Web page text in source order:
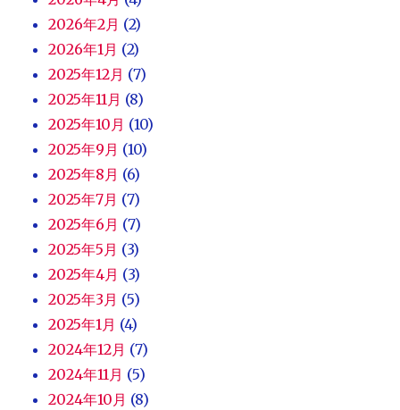
2026年2月 (2)
2026年1月 (2)
2025年12月 (7)
2025年11月 (8)
2025年10月 (10)
2025年9月 (10)
2025年8月 (6)
2025年7月 (7)
2025年6月 (7)
2025年5月 (3)
2025年4月 (3)
2025年3月 (5)
2025年1月 (4)
2024年12月 (7)
2024年11月 (5)
2024年10月 (8)